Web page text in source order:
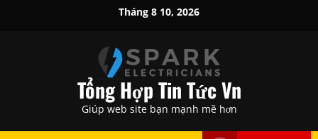
Tháng 8 10, 2026
Tổng Hợp Tin Tức Vn
Giúp web site bạn mạnh mẽ hơn